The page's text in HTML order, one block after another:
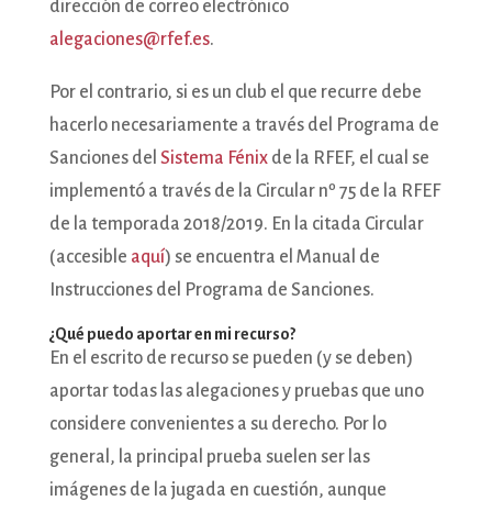
dirección de correo electrónico
alegaciones@rfef.es.
Por el contrario, si es un club el que recurre debe
hacerlo necesariamente a través del Programa de
Sanciones del Sistema Fénixde la RFEF, el cual se
implementó a través de la Circular nº 75 de la RFEF
de la temporada 2018/2019. En la citada Circular
(accesible aquí) se encuentra el Manual de
Instrucciones del Programa de Sanciones.
¿Qué puedo aportar en mi recurso?
En el escrito de recurso se pueden (y se deben)
aportar todas las alegaciones y pruebas que uno
considere convenientes a su derecho. Por lo
general, la principal prueba suelen ser las
imágenes de la jugada en cuestión, aunque